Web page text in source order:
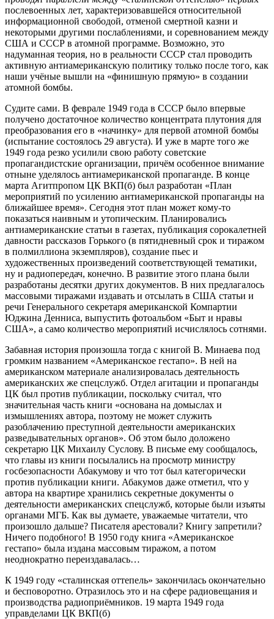
послевоенных лет, характеризовавшейся относительной
информационной свободой, отменой смертной казни и
некоторыми другими послаблениями, и соревнованием между
США и СССР в атомной программе. Возможно, это
надуманная теория, но в реальности СССР стал проводить
активную антиамериканскую политику только после того, как
наши учёные вышли на «финишную прямую» в создании
атомной бомбы.
Судите сами. В феврале 1949 года в СССР было впервые
получено достаточное количество концентрата плутония для
преобразования его в «начинку» для первой атомной бомбы
(испытание состоялось 29 августа). И уже в марте того же
1949 года резко усилили свою работу советские
пропагандистские организации, причём особенное внимание
отныне уделялось антиамериканской пропаганде. В конце
марта Агитпропом ЦК ВКП(б) был разработан «План
мероприятий по усилению антиамериканской пропаганды на
ближайшее время». Сегодня этот план может кому-то
показаться наивным и утопическим. Планировались
антиамериканские статьи в газетах, публикация сорокалетней
давности рассказов Горького (в пятидневный срок и тиражом
в полмиллиона экземпляров), создание пьес и
художественных произведений соответствующей тематики,
ну и радиопередач, конечно. В развитие этого плана были
разработаны десятки других документов. В них предлагалось
массовыми тиражами издавать и отсылать в США статьи и
речи Генерального секретаря американской Компартии
Юджина Денниса, выпустить фотоальбом «Быт и нравы
США», а само количество мероприятий исчислялось сотнями.
Забавная история произошла тогда с книгой В. Минаева под
громким названием «Американское гестапо». В ней на
американском материале анализировалась деятельность
американских же спецслужб. Отдел агитации и пропаганды
ЦК был против публикации, поскольку считал, что
значительная часть книги «основана на домыслах и
измышлениях автора, поэтому не может служить
разоблачению преступной деятельности американских
разведывательных органов». Об этом было доложено
секретарю ЦК Михаилу Суслову. В письме ему сообщалось,
что главы из книги посылались на просмотр министру
госбезопасности Абакумову и что тот был категорически
против публикации книги. Абакумов даже отметил, что у
автора на квартире хранились секретные документы о
деятельности американских спецслужб, которые были изъяты
органами МГБ. Как вы думаете, уважаемые читатели, что
произошло дальше? Писателя арестовали? Книгу запретили?
Ничего подобного! В 1950 году книга «Американское
гестапо» была издана массовым тиражом, а потом
неоднократно переиздавалась…
К 1949 году «сталинская оттепель» закончилась окончательно
и бесповоротно. Отразилось это и на сфере радиовещания и
производства радиоприёмников. 19 марта 1949 года
управделами ЦК ВКП(б)